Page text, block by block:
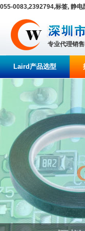
055-0083,2392794,标签, 静
专业代理销
Laird产品选型